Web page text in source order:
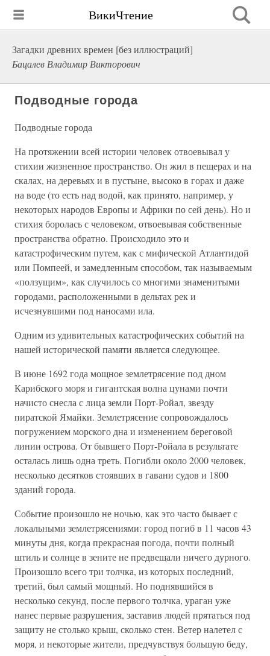
ВикиЧтение
Загадки древних времен [без иллюстраций]
Бацалев Владимир Викторович
Подводные города
Подводные города
На протяжении всей истории человек отвоевывал у
стихии жизненное пространство. Он жил в пещерах и на
скалах, на деревьях и в пустыне, высоко в горах и даже
на воде (то есть над водой, как принято, например, у
некоторых народов Европы и Африки по сей день). Но и
стихия боролась с человеком, отвоевывая собственные
пространства обратно. Происходило это и
катастрофическим путем, как с мифической Атлантидой
или Помпеей, и замедленным способом, так называемым
«ползущим», как случилось со многими знаменитыми
городами, расположенными в дельтах рек и
исчезнувшими под наносами ила.
Одним из удивительных катастрофических событий на
нашей исторической памяти является следующее.
В июне 1692 года мощное землетрясение под дном
Карибского моря и гигантская волна цунами почти
начисто снесла с лица земли Порт-Ройал, звезду
пиратской Ямайки. Землетрясение сопровождалось
погружением морского дна и изменением береговой
линии острова. От бывшего Порт-Ройала в результате
осталась лишь одна треть. Погибли около 2000 человек,
несколько десятков стоявших в гавани судов и 1800
зданий города.
Событие произошло не ночью, как это часто бывает с
локальными землетрясениями: город погиб в 11 часов 43
минуты дня, когда прекрасная погода, почти полный
штиль и солнце в зените не предвещали ничего дурного.
Произошло всего три толчка, из которых последний,
третий, был самый мощный. Но поднявшийся в
несколько секунд, после первого толчка, ураган уже
нанес первые разрушения, заставив людей прятаться под
защиту не столько крыш, сколько стен. Ветер налетел с
моря, и некоторые жители, предчувствуя большую беду,